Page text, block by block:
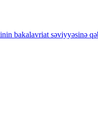
bakalavriat səviyyəsinə